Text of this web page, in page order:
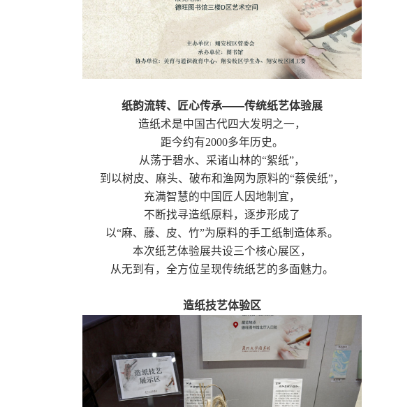
纸韵流转、匠心传承——传统纸艺体验展
造纸术是中国古代四大发明之一，
距今约有2000多年历史。
从荡于碧水、采诸山林的“絮纸”，
到以树皮、麻头、破布和渔网为原料的“蔡侯纸”，
充满智慧的中国匠人因地制宜，
不断找寻造纸原料，逐步形成了
以“麻、藤、皮、竹”为原料的手工纸制造体系。
本次纸艺体验展共设三个核心展区，
从无到有，全方位呈现传统纸艺的多面魅力。
造纸技艺体验区